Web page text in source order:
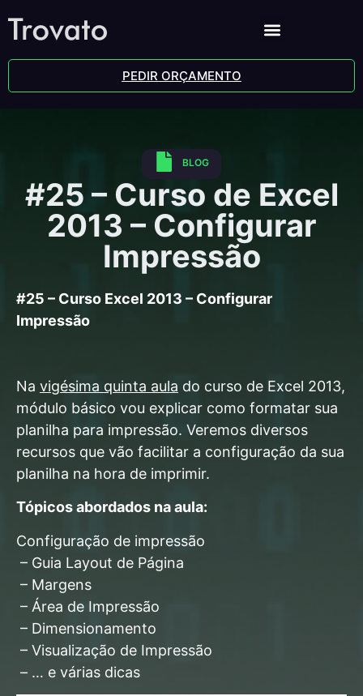
PEDIR ORÇAMENTO
BLOG
#25 – Curso de Excel
2013 – Configurar
Impressão
#25 – Curso Excel 2013 – Configurar
Impressão
Na vigésima quinta aula do curso de Excel 2013,
módulo básico vou explicar como formatar sua
planilha para impressão. Veremos diversos
recursos que vão facilitar a configuração da sua
planilha na hora de imprimir.
Tópicos abordados na aula:
Configuração de impressão
– Guia Layout de Página
– Margens
– Área de Impressão
– Dimensionamento
– Visualização de Impressão
– … e várias dicas